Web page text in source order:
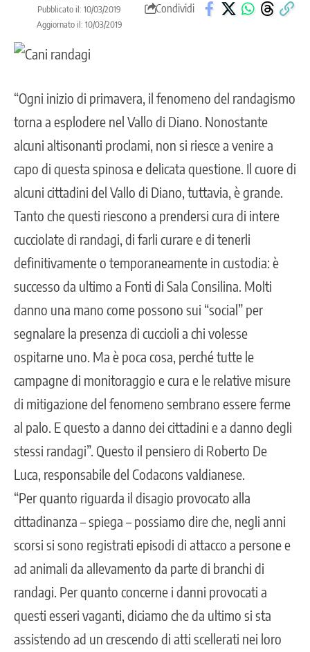
Pubblicato il: 10/03/2019
Aggiornato il: 10/03/2019
Condividi
“Ogni inizio di primavera, il fenomeno del randagismo
torna a esplodere nel Vallo di Diano. Nonostante
alcuni altisonanti proclami, non si riesce a venire a
capo di questa spinosa e delicata questione. Il cuore di
alcuni cittadini del Vallo di Diano, tuttavia, è grande.
Tanto che questi riescono a prendersi cura di intere
cucciolate di randagi, di farli curare e di tenerli
definitivamente o temporaneamente in custodia: è
successo da ultimo a Fonti di Sala Consilina. Molti
danno una mano come possono sui “social” per
segnalare la presenza di cuccioli a chi volesse
ospitarne uno. Ma è poca cosa, perché tutte le
campagne di monitoraggio e cura e le relative misure
di mitigazione del fenomeno sembrano essere ferme
al palo. E questo a danno dei cittadini e a danno degli
stessi randagi”. Questo il pensiero di Roberto De
Luca, responsabile del Codacons valdianese.
“Per quanto riguarda il disagio provocato alla
cittadinanza – spiega – possiamo dire che, negli anni
scorsi si sono registrati episodi di attacco a persone e
ad animali da allevamento da parte di branchi di
randagi. Per quanto concerne i danni provocati a
questi esseri vaganti, diciamo che da ultimo si sta
assistendo ad un crescendo di atti scellerati nei loro